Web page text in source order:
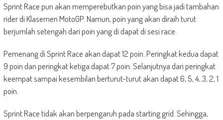
Sprint Race pun akan memperebutkan poin yang bisa jadi tambahan
rider di Klasemen MotoGP. Namun, poin yang akan diraih turut
berjumlah setengah dari poin yang di dapat di sesi race.
Pemenang di Sprint Race akan dapat 12 poin. Peringkat kedua dapat
9 poin dan peringkat ketiga dapat 7 poin. Selanjutnya dari peringkat
keempat sampai kesembilan berturut-turut akan dapat 6, 5, 4, 3, 2, 1
poin.
Sprint Race tidak akan berpengaruh pada starting grid. Sehingga,